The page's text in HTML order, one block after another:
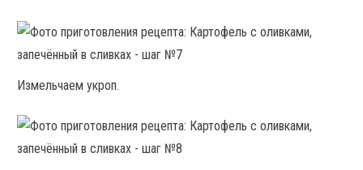
Измельчаем укроп.